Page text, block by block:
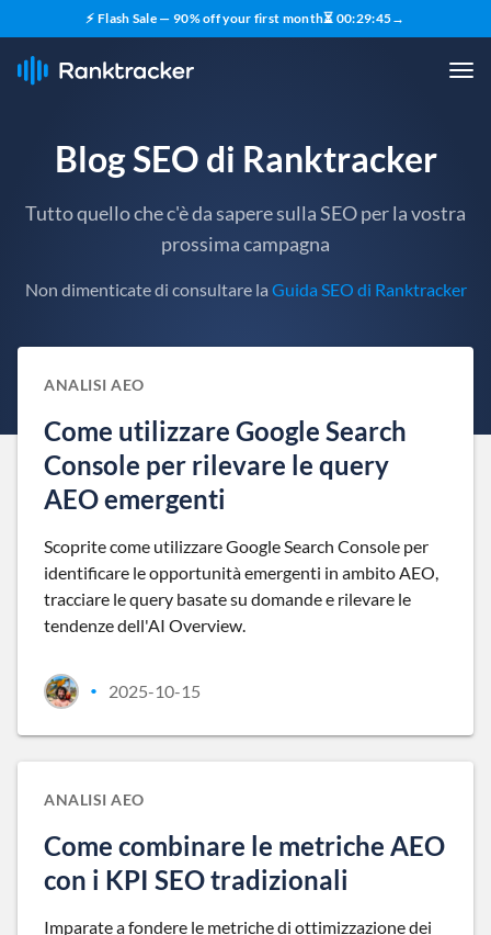
⚡ Flash Sale — 90% off your first month⏳ 00:29:44→
Blog SEO di Ranktracker
Tutto quello che c'è da sapere sulla SEO per la vostra
prossima campagna
Non dimenticate di consultare la Guida SEO di Ranktracker
ANALISI AEO
Come utilizzare Google Search
Console per rilevare le query
AEO emergenti
Scoprite come utilizzare Google Search Console per
identificare le opportunità emergenti in ambito AEO,
tracciare le query basate su domande e rilevare le
tendenze dell'AI Overview.
• 2025-10-15
ANALISI AEO
Come combinare le metriche AEO
con i KPI SEO tradizionali
Imparate a fondere le metriche di ottimizzazione dei